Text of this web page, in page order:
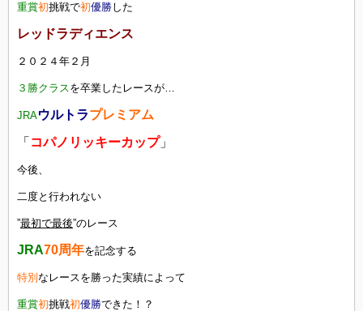
重賞初挑戦で初優勝した
レッドラディエンス
２０２４年２月
３勝クラスを卒業したレースが…
JRAウルトラプレミアム
「 コパノリッキーカップ」
今後、
二度と行われない
”最初で最後”のレース
JRA70周年を記念する
特別 なレースを勝った実績によって
重賞初挑戦初優勝できた！？